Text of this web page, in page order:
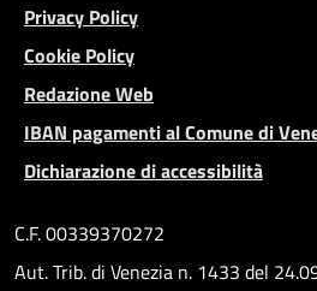
Privacy Policy
Cookie Policy
Redazione Web
IBAN pagamenti al Comune di
Dichiarazione di accessibilità
C.F. 00339370272
Aut. Trib. di Venezia n. 1433 del